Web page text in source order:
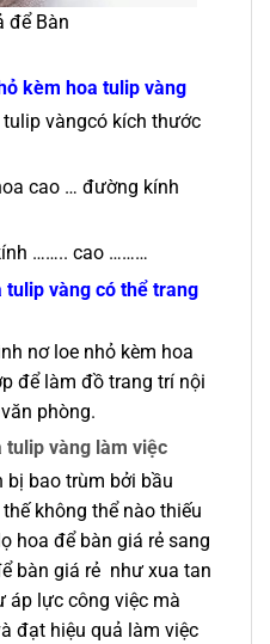
để Bàn
kèm hoa tulip vàng
vàngcó kích thước
cao … đường kính
…….. cao ………
tulip vàng có thể trang
nơ loe nhỏ kèm hoa
để làm đồ trang trí nội
phòng.
tulip vàng làm việc
bị bao trùm bởi bầu
không thể nào thiếu
hoa để bàn giá rẻ sang
bàn giá rẻ như xua tan
áp lực công việc mà
đạt hiệu quả làm việc